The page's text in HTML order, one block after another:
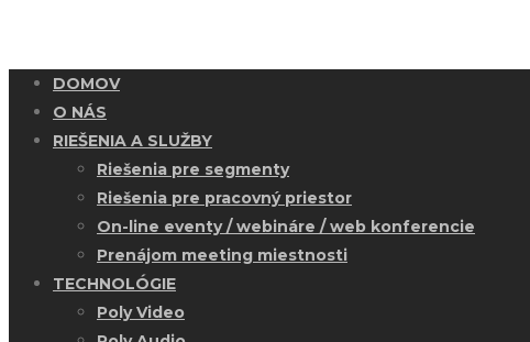
DOMOV
O NÁS
RIEŠENIA A SLUŽBY
Riešenia pre segmenty
Riešenia pre pracovný priestor
On-line eventy / webináre / web konferencie
Prenájom meeting miestnosti
TECHNOLÓGIE
Poly Video